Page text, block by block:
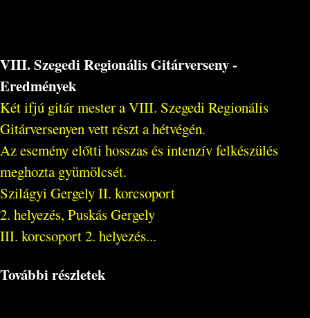
VIII. Szegedi Regionális Gitárverseny -
Eredmények
Két ifjú gitár mester a VIII. Szegedi Regionális
Gitárversenyen vett részt a hétvégén.
Az esemény előtti hosszas és intenzív felkészülés
meghozta gyümölcsét.
Szilágyi Gergely II. korcsoport
2. helyezés, Puskás Gergely
III. korcsoport 2. helyezés...
További részletek